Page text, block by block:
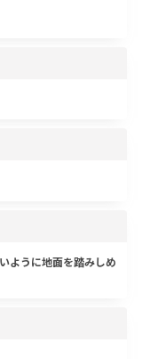
ように地面を踏みしめ